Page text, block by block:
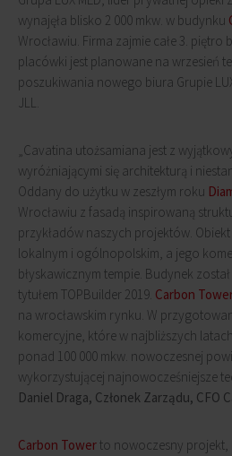
wynajęła blisko 2 000 mkw. w budynku
Wrocławiu. Firma zajmie całe 3.
placówki jest planowane na wrzesień
poszukiwania nowego biura Grupie
JLL.
„Cavatina utożsamiana jest z
wyróżniającymi się architekturą i
Oddany do użytku w zeszłym roku
Wrocławiu z fasadą inspirowaną
przykładów naszych projektów.
lokalnym i ogólnopolskim, a jego
błyskawicznym tempie. Budynek
tytułem TOPBuilder 2019. Carbon
na wrocławskim rynku. W
komercyjne, które w najbliższych
ponad 100 000 mkw. nowoczesnej
wykorzystującej najnowocześniejsze
Daniel Draga, Członek Zarządu, CFO
Carbon Towerto nowoczesny